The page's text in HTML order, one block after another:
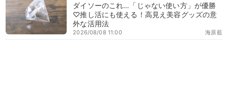
ダイソーのこれ…「じゃない使い方」が優勝
♡推し活にも使える！高見え美容グッズの意
外な活用法
海原藍
2026/08/08 11:00